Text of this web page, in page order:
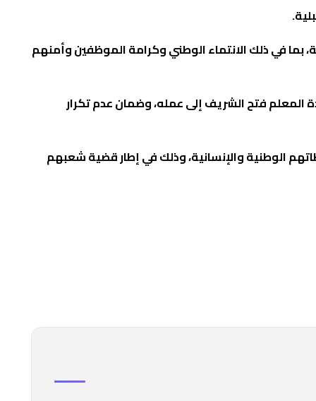
بما في ذلك الانتماء الوطني وكرامة الموظفين وأمنهم
المعلم فتح الشريف إلى عمله، وضمان عدم تكرار
الوطنية والإنسانية، وذلك في إطار قضية شعبهم